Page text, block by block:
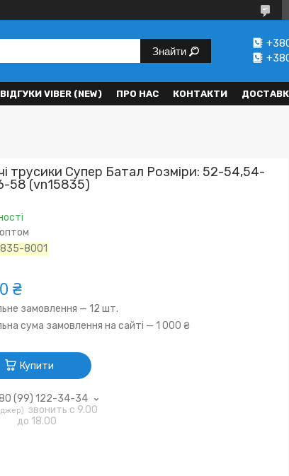
Знайти
VIBER (NEW) ПРО НАС КОНТАКТИ
трусики Супер Батал Розміри: 52-54,54-
58 (vn15835)
8001
₴
замовлення — 12 шт.
сума замовлення на сайті — 1 000 ₴
Купити
(99) 122-34-34
звонить с 9.00
до 18.00